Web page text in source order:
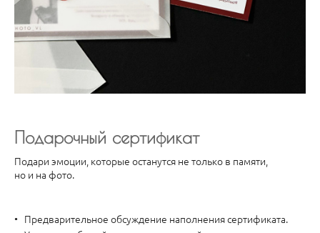
Подарочный сертификат
Подари эмоции, которые останутся не только в памяти,
но и на фото.
Предварительное обсуждение наполнения сертификата.